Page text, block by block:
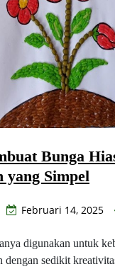
Bunga
Simpel
Februari 14, 2025
digunakan untuk
dengan sedikit